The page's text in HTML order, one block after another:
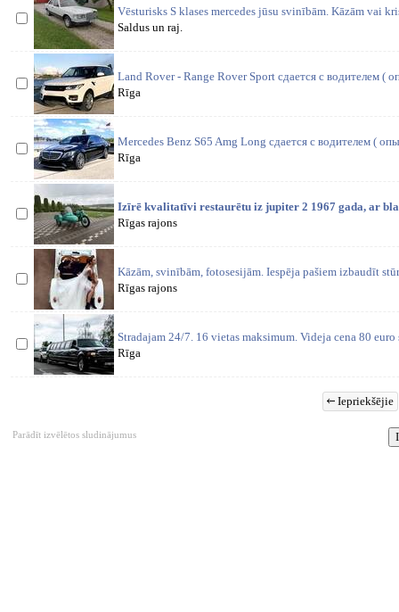
Vēsturisks S klases mercedes jūsu svinībām. Kāzām vai
Saldus un raj.
Land Rover - Range Rover Sport сдается с водителем (
Rīga
Mercedes Benz S65 Amg Long сдается с водителем (
Rīga
Izīrē kvalitatīvi restaurētu iz jupiter 2 1967 gada, ar
Rīgas rajons
Kāzām, svinībām, fotosesijām. Iespēja pašiem izbaudīt
Rīgas rajons
Stradajam 24/7. 16 vietas maksimum. Videja cena 80
Rīga
Iepriekšējie
Parādīt izvēlētos sludinājumus